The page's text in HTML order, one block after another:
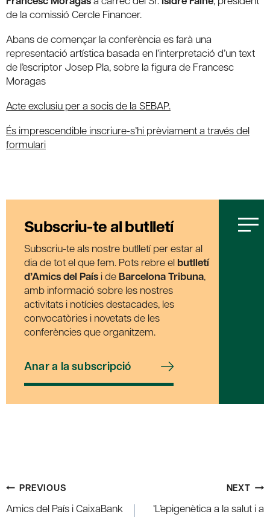
de la comissió Cercle Financer.
Abans de començar la conferència es farà una
representació artística basada en l’interpretació d’un text
de l’escriptor Josep Pla, sobre la figura de Francesc
Moragas
Acte exclusiu per a socis de la SEBAP.
És imprescendible inscriure-s’hi prèviament a través del
formulari
Subscriu-te al butlletí
Subscriu-te als nostre butlletí per estar al
dia de tot el que fem. Pots rebre el butlletí
d’Amics del País i de Barcelona Tribuna,
amb informació sobre les nostres
activitats i notícies destacades, les
convocatòries i novetats de les
conferències que organitzem.
Anar a la subscripció
Post
navigation
PREVIOUS
Amics del País i CaixaBank
NEXT
‘L’epigenètica a la salut i a